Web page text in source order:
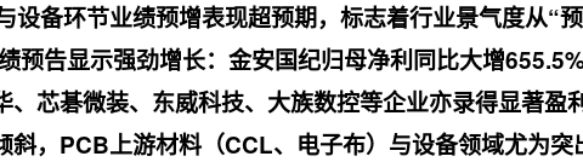
设备环节业绩预增表现超预期，标志着行业景气度从“
预告显示强劲增长：金安国纪归母净利同比大增
、芯碁微装、东威科技、大族数控等企业亦录得显著盈
斜，PCB上游材料（CCL、电子布）与设备领域尤为突